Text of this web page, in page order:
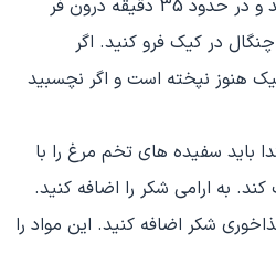
کیک را درون ظرف فلزی بریزید و در حدود 35 دقیقه درون فر
در کیک فرو کنید. اگر
هنوز نپخته است و اگر نچسبید
باید سفیده های تخم مرغ را با
به ارامی شکر را اضافه کنید.
شکر اضافه کنید. این مواد را